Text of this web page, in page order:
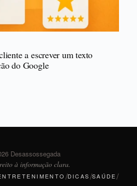
a escrever um texto
do Google
Desassossegada
à informação clara.
/DICAS/SAÚDE/